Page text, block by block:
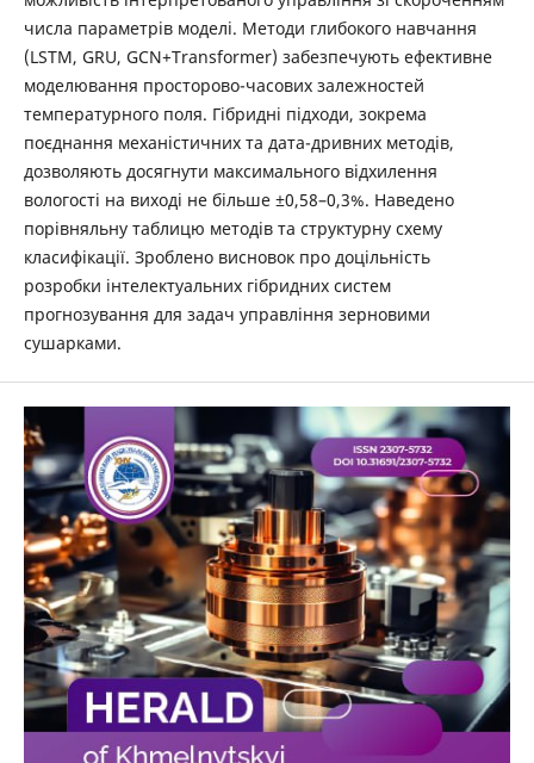
числа параметрів моделі. Методи глибокого навчання
(LSTM, GRU, GCN+Transformer) забезпечують ефективне
моделювання просторово-часових залежностей
температурного поля. Гібридні підходи, зокрема
поєднання механістичних та дата-дривних методів,
дозволяють досягнути максимального відхилення
вологості на виході не більше ±0,58–0,3%. Наведено
порівняльну таблицю методів та структурну схему
класифікації. Зроблено висновок про доцільність
розробки інтелектуальних гібридних систем
прогнозування для задач управління зерновими
сушарками.